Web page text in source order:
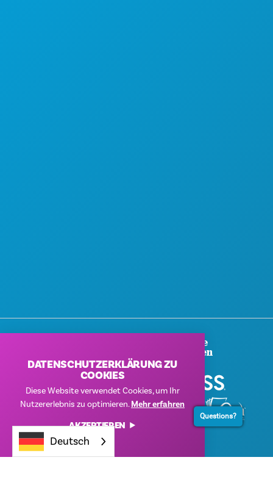
Vielen Dank An Unsere
Unternehmenssponsoren
© 2026 Visit Dallas. Alle Rechte vorbehalten.
DATENSCHUTZERKLÄRUNG ZU
COOKIES
Diese Website verwendet Cookies, um Ihr
Nutzererlebnis zu optimieren.Mehr erfahren
AKZEPTIEREN
Deutsch
Questions?